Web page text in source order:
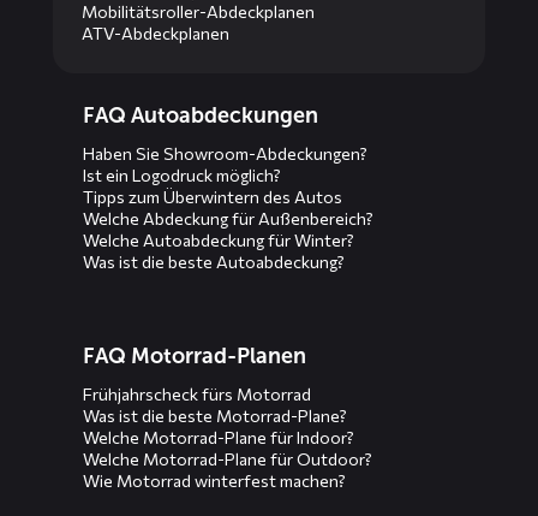
Mobilitätsroller-Abdeckplanen
ATV-Abdeckplanen
menusFAQ Autoabdeckungen
Haben Sie Showroom-Abdeckungen?
Ist ein Logodruck möglich?
Tipps zum Überwintern des Autos
Welche Abdeckung für Außenbereich?
Welche Autoabdeckung für Winter?
Was ist die beste Autoabdeckung?
FAQ Motorrad-Planen
Frühjahrscheck fürs Motorrad
Was ist die beste Motorrad-Plane?
Welche Motorrad-Plane für Indoor?
Welche Motorrad-Plane für Outdoor?
Wie Motorrad winterfest machen?